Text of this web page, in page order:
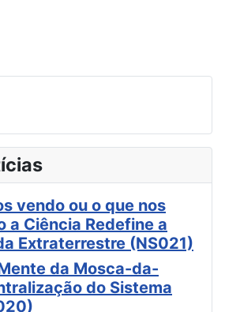
vendo ou o que nos
a Ciência Redefine a
Extraterrestre (NS021)
da Mosca-da-
do Sistema